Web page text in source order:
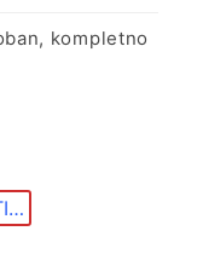
kompletno